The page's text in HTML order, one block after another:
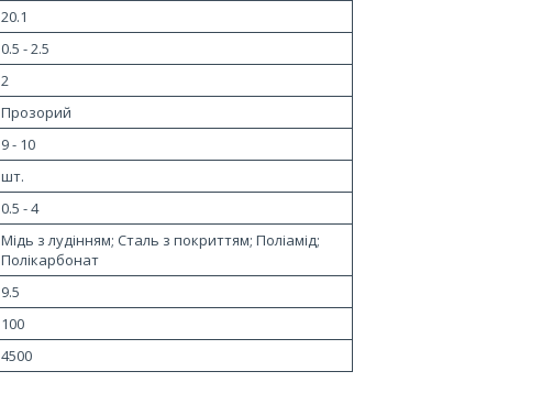
20.1
0.5 - 2.5
2
Прозорий
9 - 10
шт.
0.5 - 4
Мідь з лудінням; Сталь з покриттям; Поліамід;
Полікарбонат
9.5
100
4500